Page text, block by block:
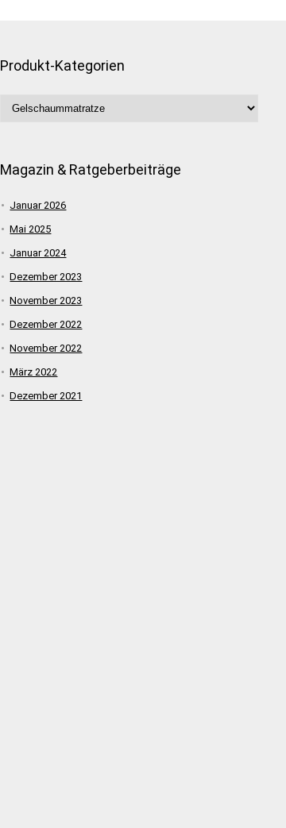
Produkt-Kategorien
Magazin & Ratgeberbeiträge
Januar 2026
Mai 2025
Januar 2024
Dezember 2023
November 2023
Dezember 2022
November 2022
März 2022
Dezember 2021